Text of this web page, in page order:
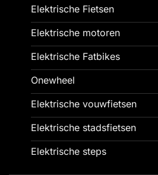
Elektrische Fietsen
Elektrische motoren
Elektrische Fatbikes
Onewheel
Elektrische vouwfietsen
Elektrische stadsfietsen
Elektrische steps